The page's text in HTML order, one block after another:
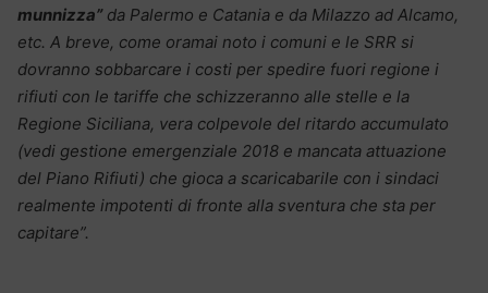
munnizza”da Palermo e Catania e da Milazzo ad Alcamo,
etc. A breve, come oramai noto i comuni e le SRR si
dovranno sobbarcare i costi per spedire fuori regione i
rifiuti con le tariffe che schizzeranno alle stelle e la
Regione Siciliana, vera colpevole del ritardo accumulato
(vedi gestione emergenziale 2018 e mancata attuazione
del Piano Rifiuti) che gioca a scaricabarile con i sindaci
realmente impotenti di fronte alla sventura che sta per
capitare”.